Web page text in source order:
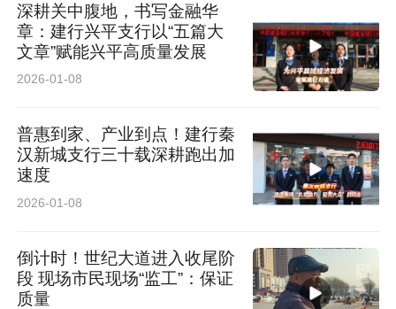
深耕关中腹地，书写金融华
章：建行兴平支行以“五篇大
文章”赋能兴平高质量发展
2026-01-08
普惠到家、产业到点！建行秦
汉新城支行三十载深耕跑出加
速度
2026-01-08
倒计时！世纪大道进入收尾阶
段 现场市民现场“监工”：保证
质量